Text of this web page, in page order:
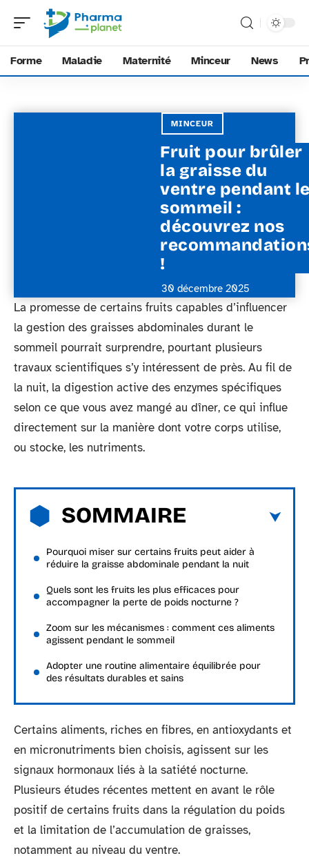
Forme Maladie Maternité Minceur News
MINCEUR
Fruit pour brûler
la graisse du
ventre pendant
sommeil :
découvrez nos
!
30 décembre 2025
La promesse de certains fruits capables d’influencer
la gestion des graisses abdominales durant le
sommeil pourrait surprendre, pourtant plusieurs
travaux scientifiques s’y intéressent de près. Au fil de
la nuit, la digestion active des enzymes spécifiques
selon ce que vous avez mangé au dîner, ce qui influe
directement sur la manière dont votre corps utilise,
ou stocke, les nutriments.
SOMMAIRE
Pourquoi miser sur certains fruits peut aider à
réduire la graisse abdominale pendant la nuit
Quels sont les fruits les plus efficaces pour
accompagner la perte de poids nocturne ?
Zoom sur les mécanismes : comment ces aliments
agissent pendant le sommeil
Adopter une routine alimentaire équilibrée pour
des résultats durables et sains
Certains aliments, riches en fibres, en antioxydants et
en micronutriments bien choisis, agissent sur les
signaux hormonaux liés à la satiété nocturne.
Plusieurs études récentes mettent en avant le rôle
positif de certains fruits dans la régulation du poids
et la limitation de l’accumulation de graisses,
notamment au niveau du ventre.